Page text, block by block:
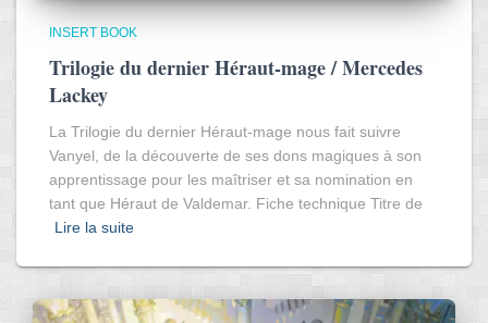
INSERT BOOK
Trilogie du dernier Héraut-mage / Mercedes
Lackey
La Trilogie du dernier Héraut-mage nous fait suivre
Vanyel, de la découverte de ses dons magiques à son
apprentissage pour les maîtriser et sa nomination en
tant que Héraut de Valdemar. Fiche technique Titre de
Lire la suite